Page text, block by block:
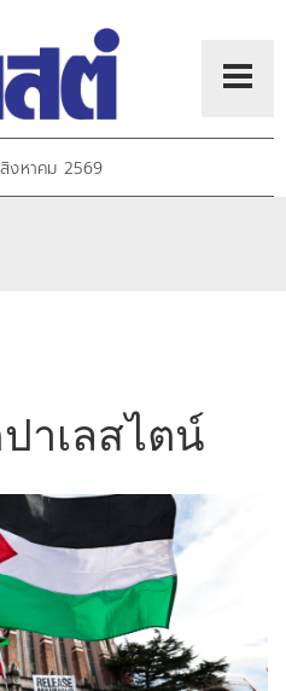
งหาคม 2569
าเลสไตน์